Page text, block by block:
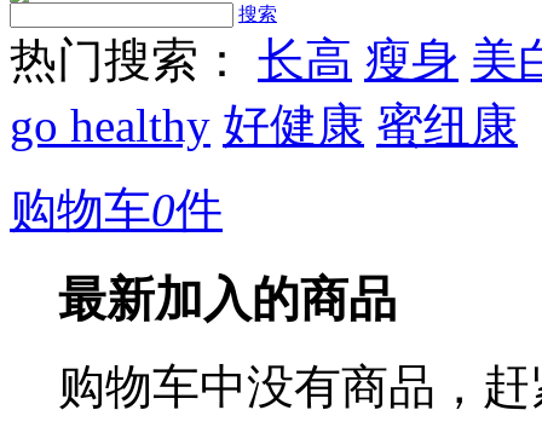
搜索
热门搜索： 长高 瘦身 美
go healthy 好健康 蜜纽康
购物车0件
最新加入的商品
购物车中没有商品，